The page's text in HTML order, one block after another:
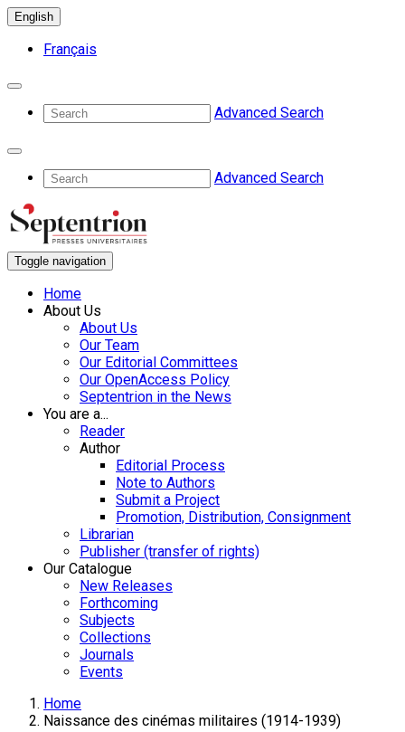
English
Français
Advanced Search
Advanced Search
Toggle navigation
Home
About Us
About Us
Our Team
Our Editorial Committees
Our OpenAccess Policy
Septentrion in the News
You are a...
Reader
Author
Editorial Process
Note to Authors
Submit a Project
Promotion, Distribution, Consignment
Librarian
Publisher (transfer of rights)
Our Catalogue
New Releases
Forthcoming
Subjects
Collections
Journals
Events
Home
Naissance des cinémas militaires (1914-1939)